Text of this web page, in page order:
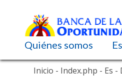
Pasar
Navegación
Quiénes somos
Inicio - Index.php - Es -